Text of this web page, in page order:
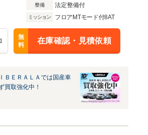
整備 法定整備付
ミッション フロアMTモード付8AT
無
料
在庫確認・見積依頼
ＢＥＲＡＬＡでは国産車
買取強化中！